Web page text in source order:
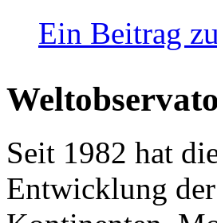
Ein Beitrag
Seit 1982 hat
Entwicklung